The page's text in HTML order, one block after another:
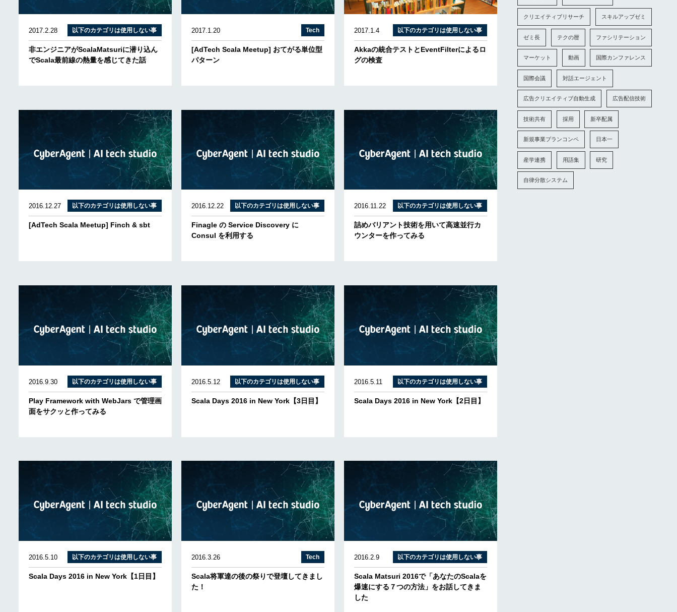
2017.2.28 以下のカテゴリは使用しない事
非エンジニアがScalaMatsuriに潜り込ん
でScala最前線の熱量を感じてきた話
2017.1.20 Tech
[AdTech Scala Meetup] おてがる単位型
パターン
2017.1.4 以下のカテゴリは使用しない事
Akkaの統合テストとEventFilterによるロ
グの検査
2016.12.27 以下のカテゴリは使用しない事
[AdTech Scala Meetup] Finch & sbt
2016.12.22 以下のカテゴリは使用しない事
Finagle の Service Discovery に
Consul を利用する
2016.11.22 以下のカテゴリは使用しない事
詰めバリアント技術を用いて高速並行カ
ウンターを作ってみる
2016.9.30 以下のカテゴリは使用しない事
Play Framework with WebJars で管理画
面をサクッと作ってみる
2016.5.12 以下のカテゴリは使用しない事
Scala Days 2016 in New York【3日目】
2016.5.11 以下のカテゴリは使用しない事
Scala Days 2016 in New York【2日目】
2016.5.10 以下のカテゴリは使用しない事
Scala Days 2016 in New York【1日目】
2016.3.26 Tech
Scala将軍達の後の祭りで登壇してきまし
た！
2016.2.9 以下のカテゴリは使用しない事
Scala Matsuri 2016で「あなたのScalaを
爆速にする７つの方法」をお話してきま
した
クリエイティブリサーチ スキルアップゼミ
ゼミ長 テクの暦 ファシリテーション
マーケット 動画 国際カンファレンス
国際会議 対話エージェント
広告クリエイティブ自動生成 広告配信技術
技術共有 採用 新卒配属
新規事業プランコンペ 日本一
産学連携 用語集 研究
自律分散システム